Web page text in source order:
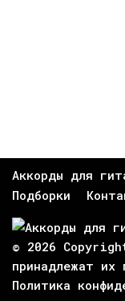
Аккорды для
Подборки
© 2026
принадлежат их
Политика